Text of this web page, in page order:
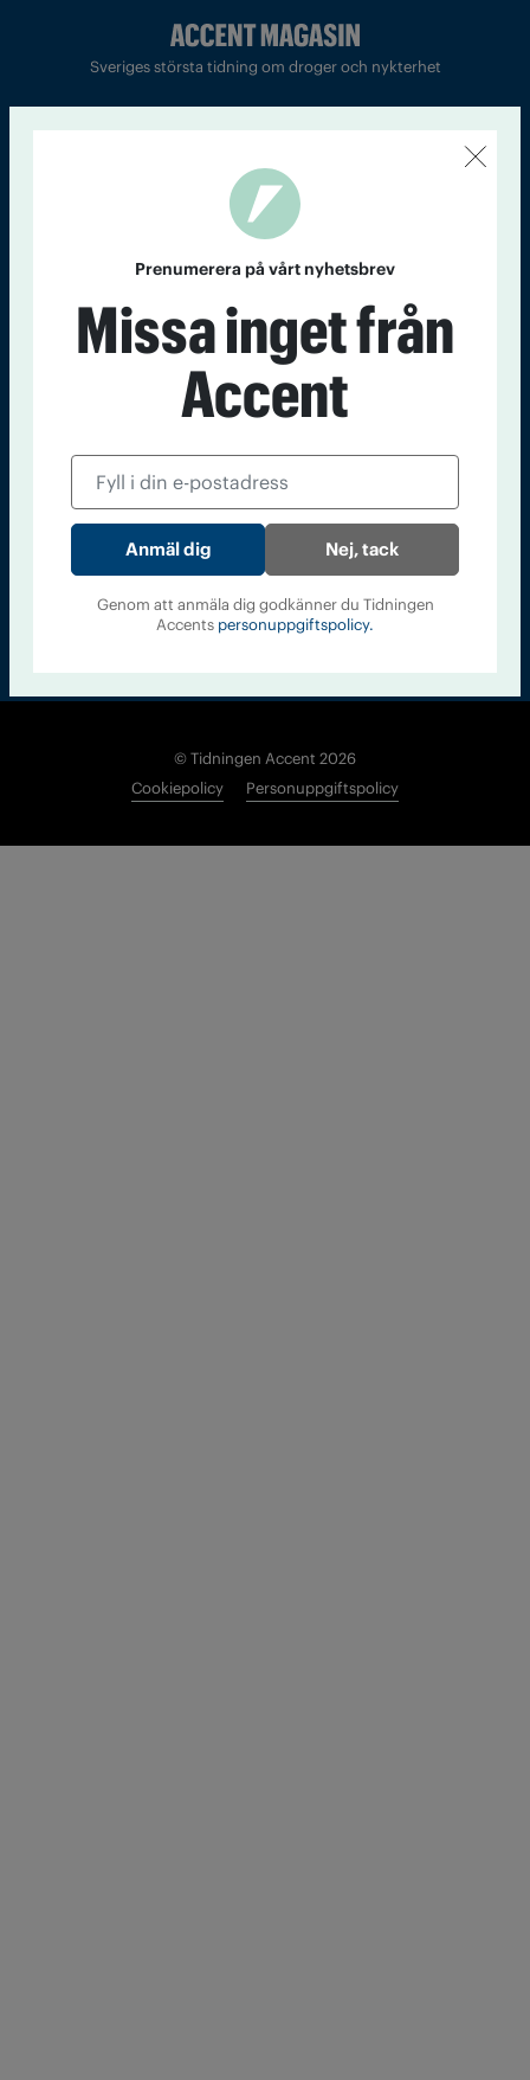
Sveriges största tidning om droger och nykterhet
Chefredaktör och ansvarig utgivare: Barbro Janson Lundkvist,
barbro@a4.se.
Kontakt Om Tidningen Tidningsarkiv In English
nummer av
Accent
© Tidningen Accent 2026
Cookiepolicy
Personuppgiftspolicy
Prenumerera på vårt nyhetsbrev
Missa inget från
Accent
Nej, tack
Genom att anmäla dig godkänner du Tidningen
Accents personuppgiftspolicy.